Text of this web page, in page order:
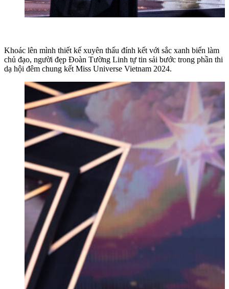
Khoác lên mình thiết kế xuyên thấu đính kết với sắc xanh biển làm
chủ đạo, người đẹp Đoàn Tường Linh tự tin sải bước trong phần thi
dạ hội đêm chung kết Miss Universe Vietnam 2024.